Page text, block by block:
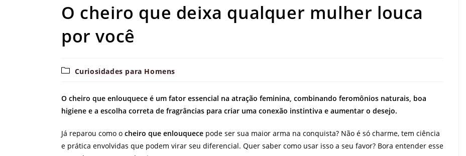
O cheiro que deixa qualquer mulher louca
por você
Categoria
Curiosidades para Homens
O cheiro que enlouquece é um fator essencial na atração feminina, combinando feromônios naturais, boa
higiene e a escolha correta de fragrâncias para criar uma conexão instintiva e aumentar o desejo.
Já reparou como o cheiro que enlouquece pode ser sua maior arma na conquista? Não é só charme, tem ciência
e prática envolvidas que podem virar seu diferencial. Quer saber como usar isso a seu favor? Bora entender esse